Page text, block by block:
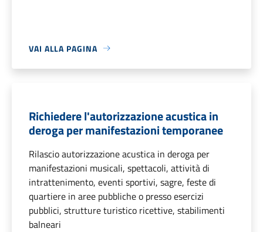
VAI ALLA PAGINA
Richiedere l'autorizzazione acustica in
deroga per manifestazioni temporanee
Rilascio autorizzazione acustica in deroga per
manifestazioni musicali, spettacoli, attività di
intrattenimento, eventi sportivi, sagre, feste di
quartiere in aree pubbliche o presso esercizi
pubblici, strutture turistico ricettive, stabilimenti
balneari